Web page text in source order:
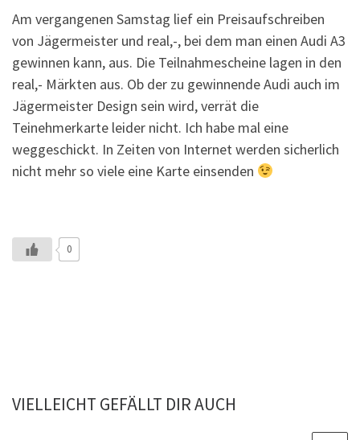
Am vergangenen Samstag lief ein Preisaufschreiben
von Jägermeister und real,-, bei dem man einen Audi A3
gewinnen kann, aus. Die Teilnahmescheine lagen in den
real,- Märkten aus. Ob der zu gewinnende Audi auch im
Jägermeister Design sein wird, verrät die
Teinehmerkarte leider nicht. Ich habe mal eine
weggeschickt. In Zeiten von Internet werden sicherlich
nicht mehr so viele eine Karte einsenden
0
VIELLEICHT GEFÄLLT DIR AUCH